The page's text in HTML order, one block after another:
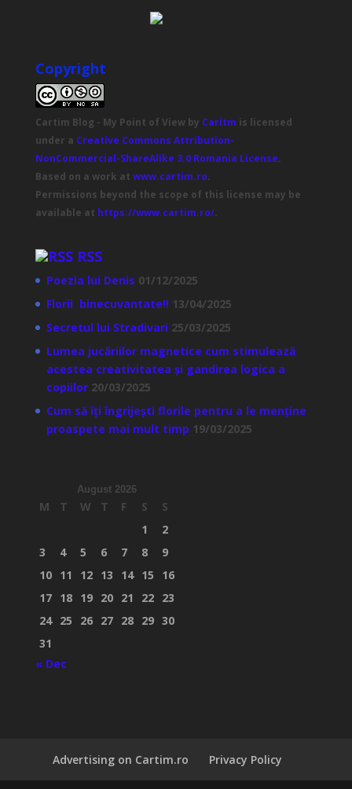
Copyright
Cartim Blog - My Point of Viewby Caritm is licensed
under a Creative Commons Attribution-
NonCommercial-ShareAlike 3.0 Romania License.
Based on a work at www.cartim.ro.
Permissions beyond the scope of this license may be
available at https://www.cartim.ro/.
RSS
Poezia lui Denis 01/12/2025
Florii binecuvantate!! 13/04/2025
Secretul lui Stradivari 25/03/2025
Lumea jucăriilor magnetice cum stimulează
acestea creativitatea și gandirea logica a
copiilor 20/03/2025
Cum să îți îngrijești florile pentru a le menține
proaspete mai mult timp 19/03/2025
August 2026
M T W T F S
S
1
2
3
4 5 6 7 8
9
10 11 12 13 14 15
16
17 18 19 20 21 22 23
24 25 26 27 28 29 30
31
« Dec
Advertising on Cartim.ro Privacy Policy